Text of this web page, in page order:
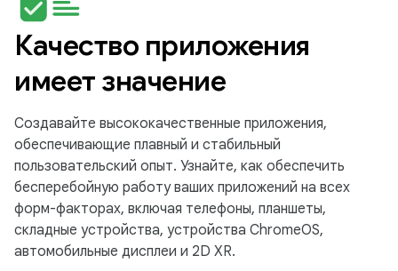
Качество приложения
имеет значение
Создавайте высококачественные приложения,
обеспечивающие плавный и стабильный
пользовательский опыт. Узнайте, как обеспечить
бесперебойную работу ваших приложений на всех
форм-факторах, включая телефоны, планшеты,
складные устройства, устройства ChromeOS,
автомобильные дисплеи и 2D XR.